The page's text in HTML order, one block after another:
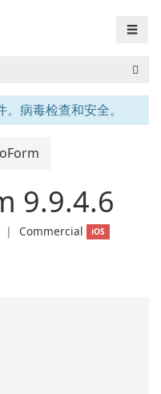
☰
病毒检查和安全。
9.9.4.6
❘ Commercial
iOS